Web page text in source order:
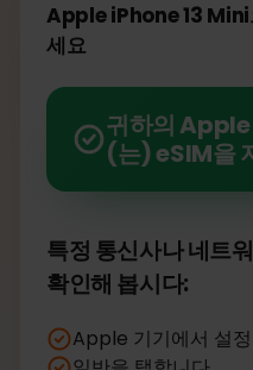
Apple iPhone 13 Mini
세요
귀하의
(는) eSIM을
특정 통신사나 네트
확인해 봅시다:
Apple 기기에서 설